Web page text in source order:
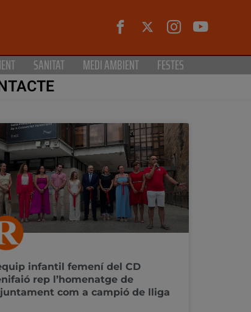
SANITAT MEDI AMBIENT FESTES
infantil femení del CD
rep l’homenatge de
com a campió de lliga